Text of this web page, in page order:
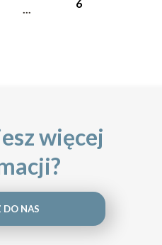
... 6
więcej
DO NAS